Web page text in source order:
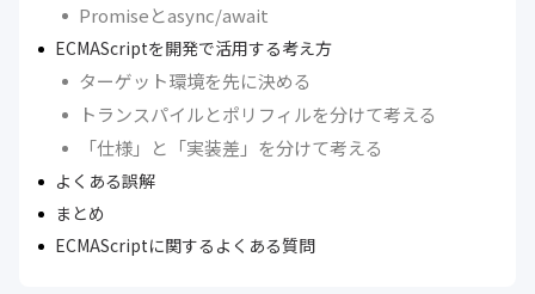
Promiseとasync/await
ECMAScriptを開発で活用する考え方
ターゲット環境を先に決める
トランスパイルとポリフィルを分けて考える
「仕様」と「実装差」を分けて考える
よくある誤解
まとめ
ECMAScriptに関するよくある質問